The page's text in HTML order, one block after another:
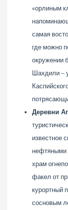
«орлиным
самая
где можно
окружении
Шахдили –
Деревни
известное
нефтяными
храм
факел от
курортный
сосновым